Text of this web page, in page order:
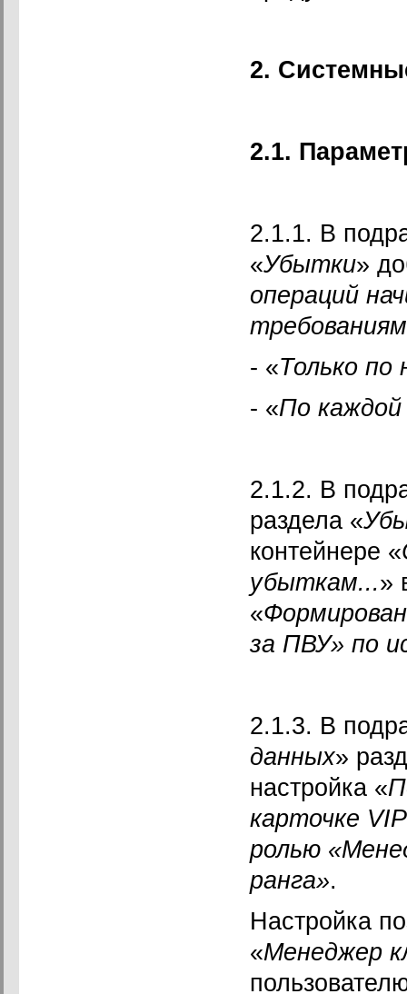
2.
2.1.
2.1.1. В
«Убытки»
операций
требованиям
- «Только по
- «По каждой
2.1.2. В
раздела «
контейнере «
убыткам...»
«
за ПВУ» по
2.1.3. В
данных»
настройка «
карточке
ролью
ранга».
Настройка
«Менеджер